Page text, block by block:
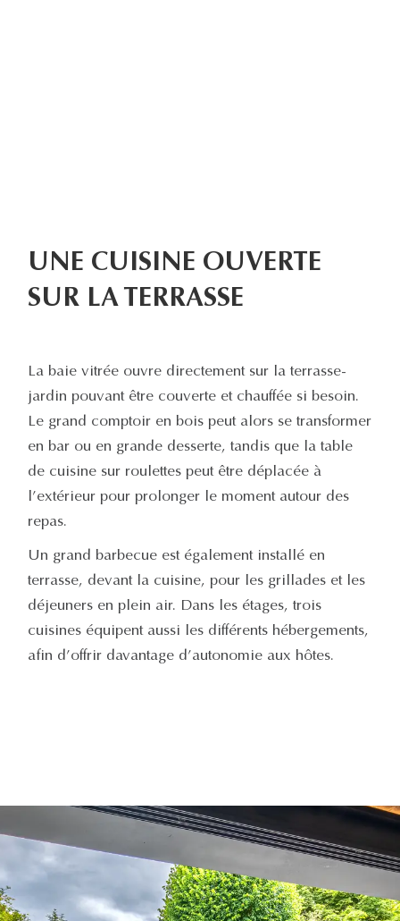
UNE CUISINE OUVERTE
SUR LA TERRASSE
La baie vitrée ouvre directement sur la terrasse-
jardin pouvant être couverte et chauffée si besoin.
Le grand comptoir en bois peut alors se transformer
en bar ou en grande desserte, tandis que la table
de cuisine sur roulettes peut être déplacée à
l’extérieur pour prolonger le moment autour des
repas.
Un grand barbecue est également installé en
terrasse, devant la cuisine, pour les grillades et les
déjeuners en plein air. Dans les étages, trois
cuisines équipent aussi les différents hébergements,
afin d’offrir davantage d’autonomie aux hôtes.